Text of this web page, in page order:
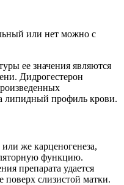
или нет можно с
ее значения являются
Дидрогестерон
липидный профиль крови.
же карценогенеза,
функцию.
препарата удается
поверх слизистой матки.